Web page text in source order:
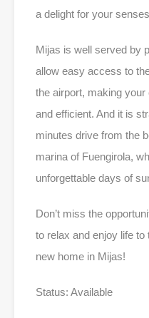
a delight for your
Mijas is well served by
allow easy access to
the airport, making
and efficient. And it is
minutes drive from the
marina of Fuengirola,
unforgettable days of
Don’t miss the
to relax and enjoy life
new home in Mijas!
Status: Available